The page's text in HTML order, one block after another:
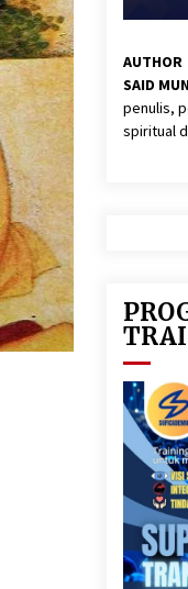
AUTHOR
SAID
penulis,
spiritual